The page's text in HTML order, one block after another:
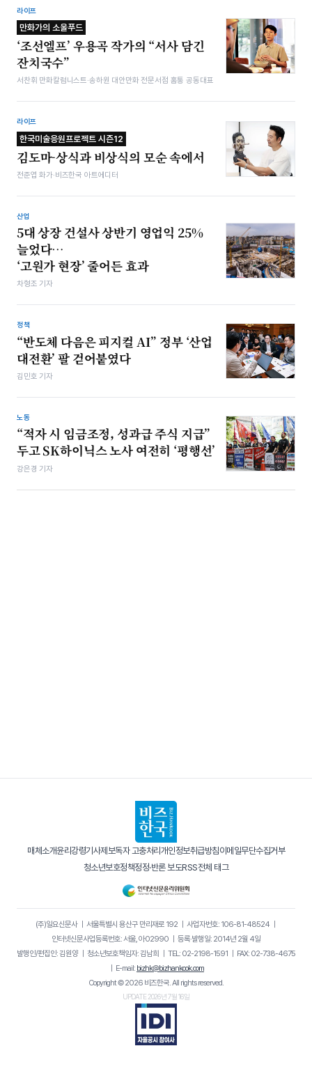
라이프
만화가의 소울푸드
‘조선엘프’ 우용곡 작가의 “서사 담긴
잔치국수”
서찬휘 만화칼럼니스트·송하원 대안만화 전문서점 홈통 공동대표
라이프
한국미술응원프로젝트 시즌12
김도마-상식과 비상식의 모순 속에서
전준엽 화가·비즈한국 아트에디터
산업
5대 상장 건설사 상반기 영업익 25%
늘었다…
‘고원가 현장’ 줄어든 효과
차형조 기자
정책
“반도체 다음은 피지컬 AI” 정부 ‘산업
대전환’ 팔 걷어붙였다
김민호 기자
노동
“적자 시 임금조정, 성과급 주식 지급”
두고 SK하이닉스 노사 여전히 ‘평행선’
강은경 기자
매체소개윤리강령기사제보독자 고충처리개인정보취급방침이메일무단수집거부
청소년보호정책정정·반론 보도RSS전체 태그
(주)일요신문사｜ 서울특별시 용산구 만리재로 192｜ 사업자번호: 106-81-48524｜
인터넷신문사업등록번호: 서울, 아02990
등록·발행일: 2014년 2월 4일
발행인/편집인: 김원양｜ 청소년보호책임자: 김남희 TEL: 02-2198-1591
FAX: 02-738-4675
E-mail: bizhk@bizhankook.com
Copyright © 2026 비즈한국. All rights reserved.
UPDATE 2026년 7월 16일